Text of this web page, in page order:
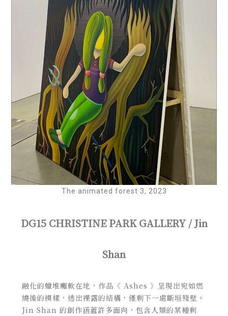
The animated forest 3, 2023
DG15 CHRISTINE PARK GALLERY / Jin
Shan
融化的蠟堆癱軟在地，作品《 Ashes 》呈現出宛如燃
燒後的模樣，透出裸露的結構，僅剩下一處斷垣殘壁。
Jin Shan 的創作涵蓋許多面向，包含人類的某種剩